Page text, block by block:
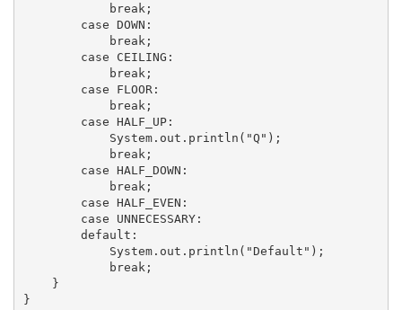
            break;
        case DOWN:
            break;
        case CEILING:
            break;
        case FLOOR:
            break;
        case HALF_UP:
            System.out.println("Q");
            break;
        case HALF_DOWN:
            break;
        case HALF_EVEN:
        case UNNECESSARY:
        default:
            System.out.println("Default");
            break;
    }
}